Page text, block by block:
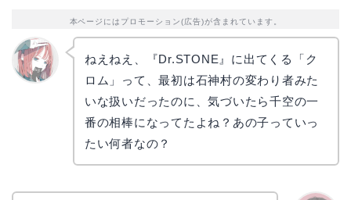
本ページにはプロモーション(広告)が含まれています。
ねえねえ、『Dr.STONE』に出てくる「ク
ロム」って、最初は石神村の変わり者みた
いな扱いだったのに、気づいたら千空の一
番の相棒になってたよね？あの子っていっ
たい何者なの？